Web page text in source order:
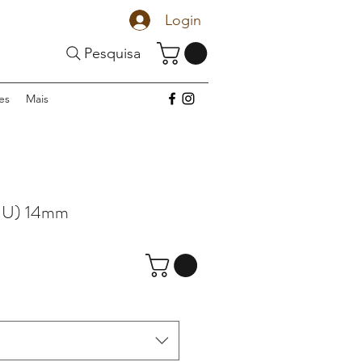
Login
Pesquisa
Mais
14mm